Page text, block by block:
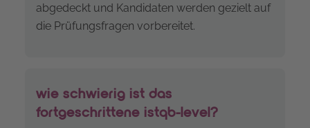
abgedeckt und Kandidaten werden gezielt auf
die Prüfungsfragen vorbereitet.
wie schwierig ist das
fortgeschrittene istqb-level?